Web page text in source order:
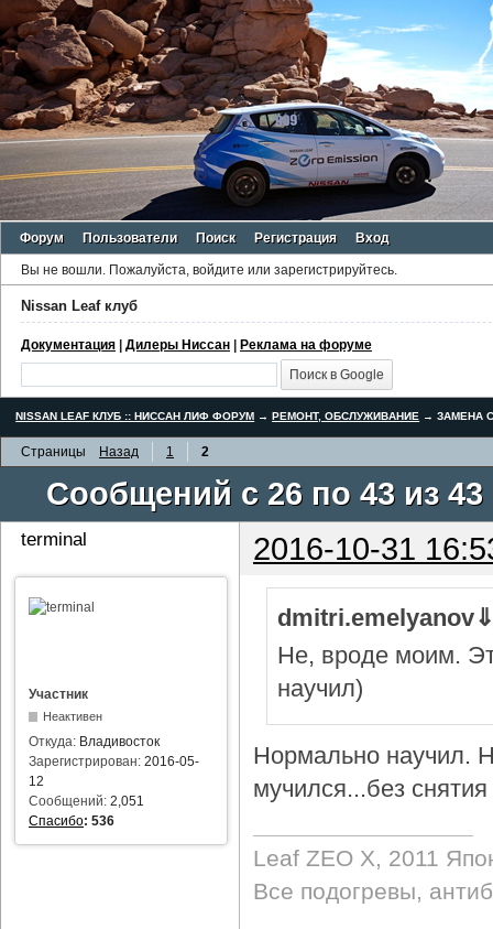
Форум Пользователи Поиск Регистрация Вход
Вы не вошли. Пожалуйста, войдите или зарегистрируйтесь.
Nissan Leaf клуб
Документация | Дилеры Ниссан | Реклама на форуме
NISSAN LEAF КЛУБ :: НИССАН ЛИФ ФОРУМ → РЕМОНТ, ОБСЛУЖИВАНИЕ →ЗАМЕНА
Страницы Назад 1 2
Сообщений с 26 по 43 из 43
terminal 2016-10-31
Участник
Неактивен
Откуда: Владивосток
Зарегистрирован: 2016-05-
12
Сообщений: 2,051
Спасибо: 536
Не, вроде моим.
научил)
Нормально научил.
мучился...без снятия
Leaf ZEO Х, 2011
Все подогревы,